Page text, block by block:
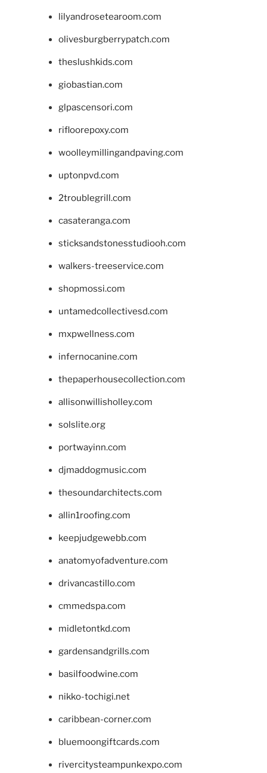
lilyandrosetearoom.com
olivesburgberrypatch.com
theslushkids.com
giobastian.com
glpascensori.com
rifloorepoxy.com
woolleymillingandpaving.com
uptonpvd.com
2troublegrill.com
casateranga.com
sticksandstonesstudiooh.com
walkers-treeservice.com
shopmossi.com
untamedcollectivesd.com
mxpwellness.com
infernocanine.com
thepaperhousecollection.com
allisonwillisholley.com
solslite.org
portwayinn.com
djmaddogmusic.com
thesoundarchitects.com
allin1roofing.com
keepjudgewebb.com
anatomyofadventure.com
drivancastillo.com
cmmedspa.com
midletontkd.com
gardensandgrills.com
basilfoodwine.com
nikko-tochigi.net
caribbean-corner.com
bluemoongiftcards.com
rivercitysteampunkexpo.com